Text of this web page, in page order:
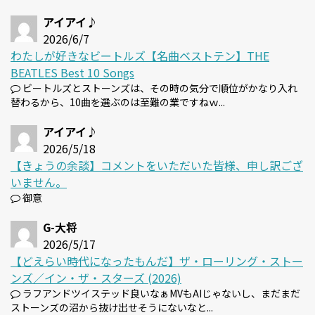
アイアイ♪
2026/6/7
わたしが好きなビートルズ【名曲ベストテン】THE
BEATLES Best 10 Songs
ビートルズとストーンズは、その時の気分で順位がかなり入れ
替わるから、10曲を選ぶのは至難の業ですねｗ...
アイアイ♪
2026/5/18
【きょうの余談】コメントをいただいた皆様、申し訳ござ
いません。
御意
G-大将
2026/5/17
【どえらい時代になったもんだ】ザ・ローリング・ストー
ンズ／イン・ザ・スターズ (2026)
ラフアンドツイステッド良いなぁMVもAIじゃないし、まだまだ
ストーンズの沼から抜け出せそうにないなと...